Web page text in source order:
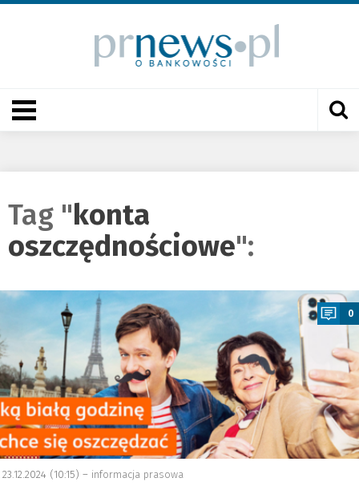
Tag "konta
oszczędnościowe":
0
23.12.2024 (10:15) – informacja prasowa